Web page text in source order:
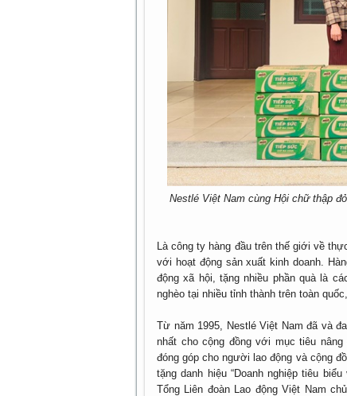
Nestlé Việt Nam cùng Hội chữ thập
Là công ty hàng đầu trên thế giới về
với hoạt động sản xuất kinh doanh.
động xã hội, tặng nhiều phần quà là
nghèo tại nhiều tỉnh thành trên toàn
Từ năm 1995, Nestlé Việt Nam đã và
nhất cho cộng đồng với mục tiêu
đóng góp cho người lao động và cộng
tặng danh hiệu “Doanh nghiệp tiêu
Tổng Liên đoàn Lao động Việt Nam